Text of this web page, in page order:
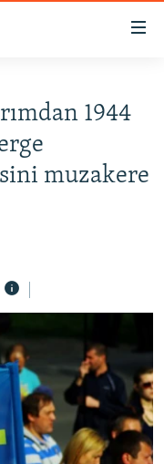
1944
muzakere